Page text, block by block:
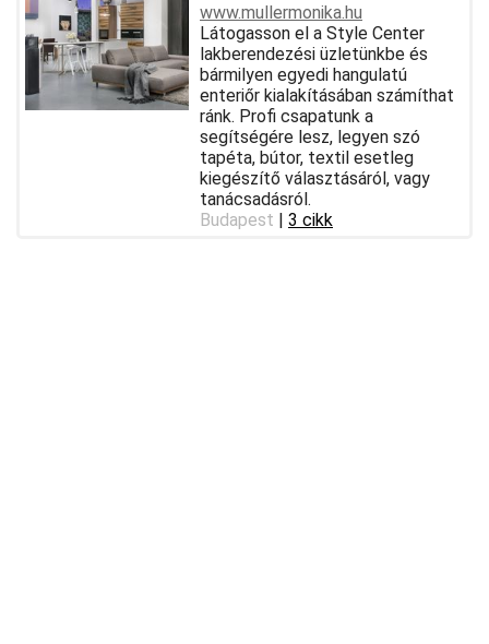
www.mullermonika.hu
Látogasson el a Style Center
lakberendezési üzletünkbe és
bármilyen egyedi hangulatú
enteriőr kialakításában számíthat
ránk. Profi csapatunk a
segítségére lesz, legyen szó
tapéta, bútor, textil esetleg
kiegészítő választásáról, vagy
tanácsadásról.
Budapest | 3 cikk